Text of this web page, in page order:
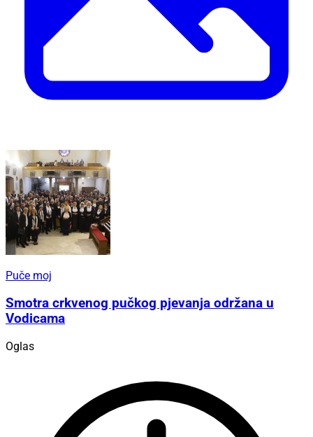
Puče moj
Smotra crkvenog pučkog pjevanja održana u
Vodicama
Oglas